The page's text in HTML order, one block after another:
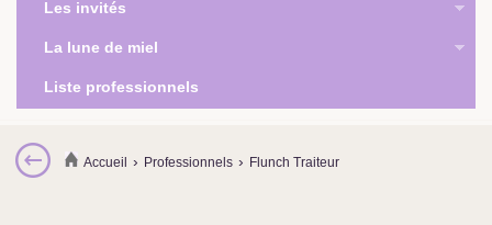
Les invités
La lune de miel
Liste professionnels
Accueil › Professionnels › Flunch Traiteur